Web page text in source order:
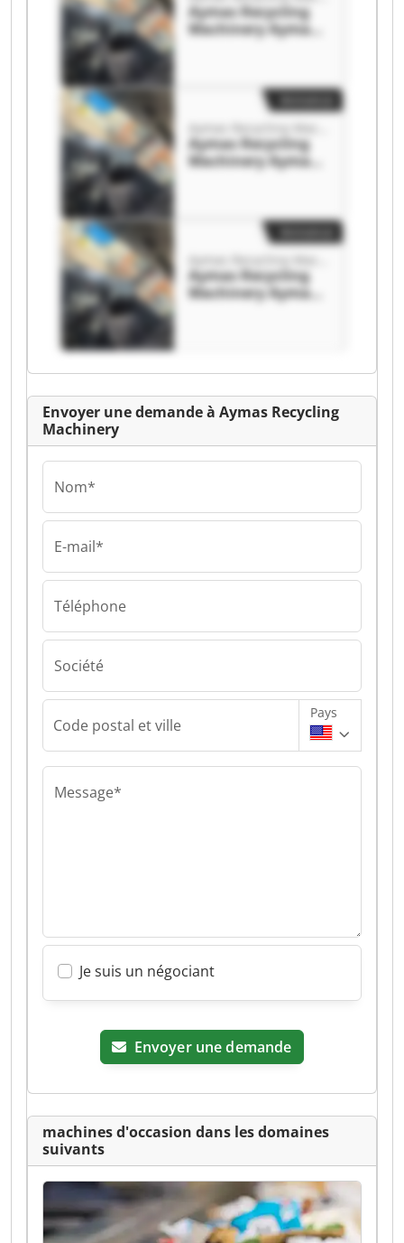
Aymas Recycling
Machinery Aymas
Aymas Recycling
Machinery Aymas
Aymas Recycling
Machinery Aymas
Envoyer une demande à Aymas Recycling
Machinery
Nom*
E-mail*
Téléphone
Société
Code postal et ville
Pays
Message*
Je suis un négociant
Envoyer une demande
machines d'occasion dans les domaines
suivants